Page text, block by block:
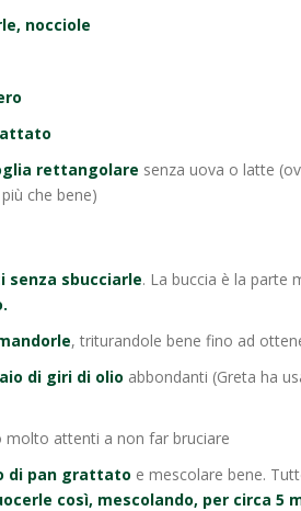
nocciole
rettangolare senza uova o latte
che bene)
senza sbucciarle. La buccia è la parte
, triturandole bene fino ad
di giri di olio abbondanti (Greta ha
molto attenti a non far bruciare
di pan grattato e mescolare bene.
così, mescolando, per circa 5